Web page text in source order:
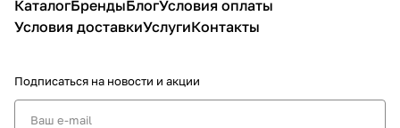
КаталогБрендыБлогУсловия оплаты
Условия доставкиУслугиКонтакты
Подписаться на новости и акции